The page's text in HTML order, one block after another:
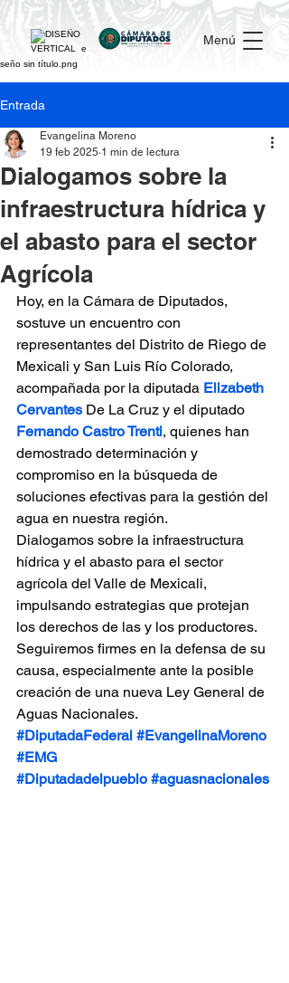
Menú
Entrada
Dialogamos sobre la
infraestructura hídrica y
el abasto para el sector
Agrícola
Evangelina Moreno
19 feb 2025 1 min de lectura
Hoy, en la Cámara de Diputados,
sostuve un encuentro con
representantes del Distrito de Riego de
Mexicali y San Luis Río Colorado,
acompañada por la diputada Elizabeth
Cervantes De La Cruz y el diputado
Fernando Castro Trenti, quienes han
demostrado determinación y
compromiso en la búsqueda de
soluciones efectivas para la gestión del
agua en nuestra región.
Dialogamos sobre la infraestructura
hídrica y el abasto para el sector
agrícola del Valle de Mexicali,
impulsando estrategias que protejan
los derechos de las y los productores.
Seguiremos firmes en la defensa de su
causa, especialmente ante la posible
creación de una nueva Ley General de
Aguas Nacionales.
#DiputadaFederal #EvangelinaMoreno
#EMG
#Diputadadelpueblo #aguasnacionales